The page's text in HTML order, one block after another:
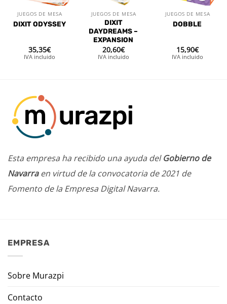
JUEGOS DE MESA
DIXIT ODYSSEY
35,35€
IVA incluido
JUEGOS DE MESA
DIXIT
DAYDREAMS –
EXPANSION
20,60€
IVA incluido
JUEGOS DE MESA
DOBBLE
15,90€
IVA incluido
Esta empresa ha recibido una ayuda delGobierno de
Navarraen virtud de la convocatoria de 2021 de
Fomento de la Empresa Digital Navarra.
EMPRESA
Sobre Murazpi
Contacto